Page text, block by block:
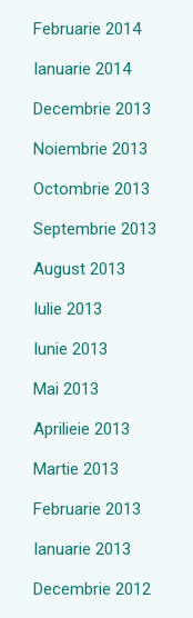
Februarie 2014
Ianuarie 2014
Decembrie 2013
Noiembrie 2013
Octombrie 2013
Septembrie 2013
August 2013
Iulie 2013
Iunie 2013
Mai 2013
Aprilieie 2013
Martie 2013
Februarie 2013
Ianuarie 2013
Decembrie 2012